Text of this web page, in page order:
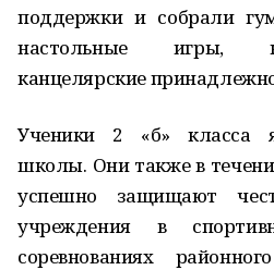
поддержки и собрали
настольные игры,
канцелярские
Ученики 2 «б» класса
школы. Они также в
успешно защищают
учреждения в
соревнованиях